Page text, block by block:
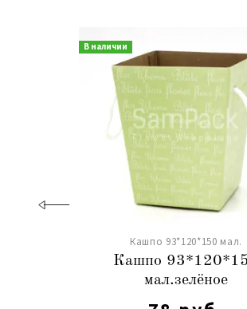
В наличии
Кашпо 93*120*150 мал.
Кашпо
мал.зелёное